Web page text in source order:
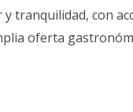
tranquilidad, con
oferta